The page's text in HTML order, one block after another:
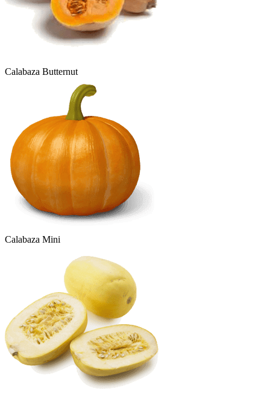
Calabaza Butternut
Calabaza Mini